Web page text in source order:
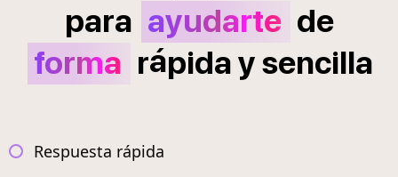
para ayudarte de
forma rápidaysencilla
Respuesta rápida